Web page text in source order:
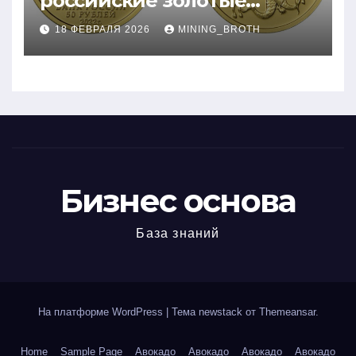
монеты: подробное
руководство
18 ФЕВРАЛЯ 2026 MINING_BROTH
Бизнес основа
База знаний
На платформе WordPress Тема newstack от Themeansar.
Home Sample Page Авокадо Авокадо Авокадо Авокадо